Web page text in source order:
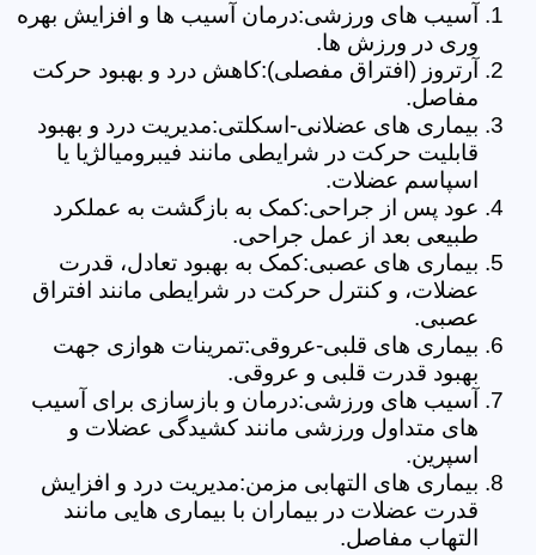
آسیب های ورزشی:درمان آسیب ها و افزایش بهره
وری در ورزش ها.
آرتروز (افتراق مفصلی):کاهش درد و بهبود حرکت
مفاصل.
بیماری های عضلانی-اسکلتی:مدیریت درد و بهبود
قابلیت حرکت در شرایطی مانند فیبرومیالژیا یا
اسپاسم عضلات.
عود پس از جراحی:کمک به بازگشت به عملکرد
طبیعی بعد از عمل جراحی.
بیماری های عصبی:کمک به بهبود تعادل، قدرت
عضلات، و کنترل حرکت در شرایطی مانند افتراق
عصبی.
بیماری های قلبی-عروقی:تمرینات هوازی جهت
بهبود قدرت قلبی و عروقی.
آسیب های ورزشی:درمان و بازسازی برای آسیب
های متداول ورزشی مانند کشیدگی عضلات و
اسپرین.
بیماری های التهابی مزمن:مدیریت درد و افزایش
قدرت عضلات در بیماران با بیماری هایی مانند
التهاب مفاصل.